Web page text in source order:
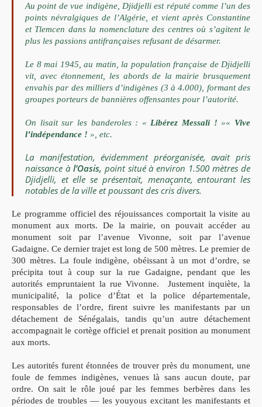
Au point de vue indigène, Djidjelli est réputé comme l’un des
points névralgiques de l’Algérie, et vient après Constantine
et Tlemcen dans la nomenclature des centres où s’agitent le
plus les passions antifrançaises refusant de désarmer.
Le 8 mai 1945, au matin, la population française de Djidjelli
vit, avec étonnement, les abords de la mairie brusquement
envahispar des milliers d’indigènes (3 à 4.000), formant des
groupes porteurs de bannières offensantes pour l’autorité.
On lisait sur les banderoles : « Libérez Messali ! »« Vive
l’indépendance ! », etc.
La manifestation, évidemment préorganisée, avait pris
naissance à l’Oasis, point situé à environ 1.500 mètres de
Djidjelli, et elle se présentait, menaçante, entourant les
notables de la ville et poussant des cris divers.
Le programme officiel des réjouissances comportait la visite au
monument aux morts. De la mairie, on pouvait accéder au
monument soit par l’avenue Vivonne, soit par l’avenue
Gadaigne. Ce dernier trajet est long de 500 mètres. Le premier de
300 mètres. La foule indigène, obéissant à un mot d’ordre, se
précipita tout àcoup sur la rue Gadaigne, pendant que les
autorités empruntaient la rue Vivonne. Justement inquiète, la
municipalité, la police d’État et la police départementale,
responsables de l’ordre, firent suivre les manifestants par un
détachement de Sénégalais, tandis qu’un autre détachement
accompagnait le cortège officiel et prenait position au monument
aux morts.
Les autorités furent étonnées de trouver près du monument, une
foule de femmes indigènes, venues là sans aucun doute, par
ordre. On sait le rôle joué par les femmes berbères dans les
périodes de troubles — les youyous excitant les manifestants et